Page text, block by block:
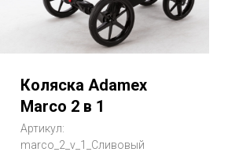
Коляска Adamex
Marco 2 в 1
Артикул:
marco_2_v_1_Сливовый